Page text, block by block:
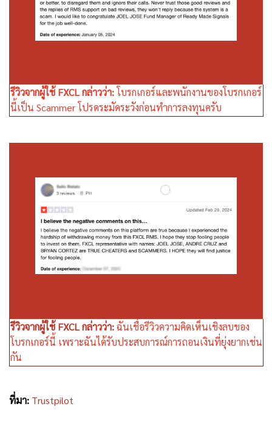
รีวิวจากผู้ใช้ FXCL กล่าวว่า:โบรกเกอร์และพนักงานของโบรกเกอร์
นี้เป็น Scammer โปรดระมัดระวังก่อนทำการลงทุนครับ
รีวิวจากผู้ใช้ FXCL กล่าวว่า:ฉันเชื่อรีวิวความคิดเห็นเชิงลบของ
โบรกเกอร์นี้ เพราะฉันได้รับประสบการณ์การถอนเงินที่ยุ่งยากเช่น
กัน
ที่มา: Trustpilot